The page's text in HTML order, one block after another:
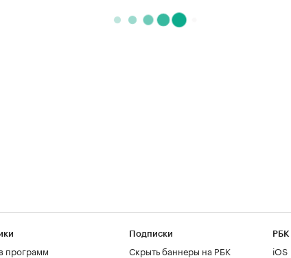
программ
Подписки
Скрыть баннеры на РБК
РБК
iOS